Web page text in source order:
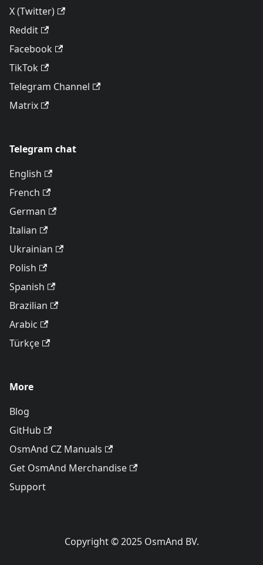
X (Twitter)
Reddit
Facebook
TikTok
Telegram Channel
Matrix
Telegram chat
English
French
German
Italian
Ukrainian
Polish
Spanish
Brazilian
Arabic
Türkçe
More
Blog
GitHub
OsmAnd CZ Manuals
Get OsmAnd Merchandise
Support
Copyright © 2025 OsmAnd BV.